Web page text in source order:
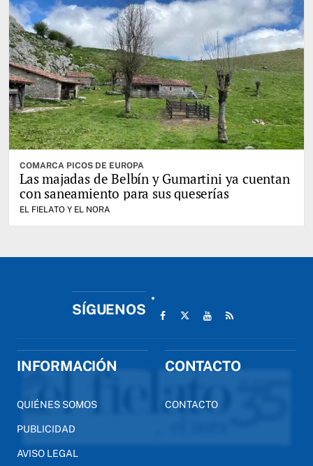
COMARCA PICOS DE EUROPA
Las majadas de Belbín y Gumartini ya cuentan
con saneamiento para sus queserías
EL FIELATO Y EL NORA
SÍGUENOS
INFORMACIÓN
QUIÉNES SOMOS
PUBLICIDAD
AVISO LEGAL
CONTACTO
CONTACTO